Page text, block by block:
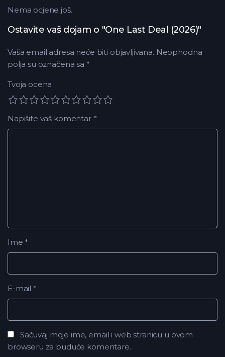
Ostavite vaš dojam o "One Last Deal (2026)"
Vaša email adresa neće biti objavljivana. Neophodna
polja su označena sa *
Tvoja ocena
Napišite vaš komentar *
Ime *
E-mail *
Sačuvaj moje ime, email i web stranicu u ovom
browseru za buduće komentare.
Nema ocjene još.